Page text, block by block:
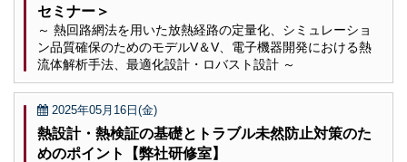
セミナー＞
～ 熱回路網法を用いた放熱経路の定量化、シミュレーショ
ン品質確保のためのモデルV＆V、電子機器開発における熱
流体解析手法、最適化設計・ロバスト設計 ～
2025年05月16日(金)
熱設計・熱検証の基礎とトラブル未然防止対策のた
めのポイント【弊社研修室】